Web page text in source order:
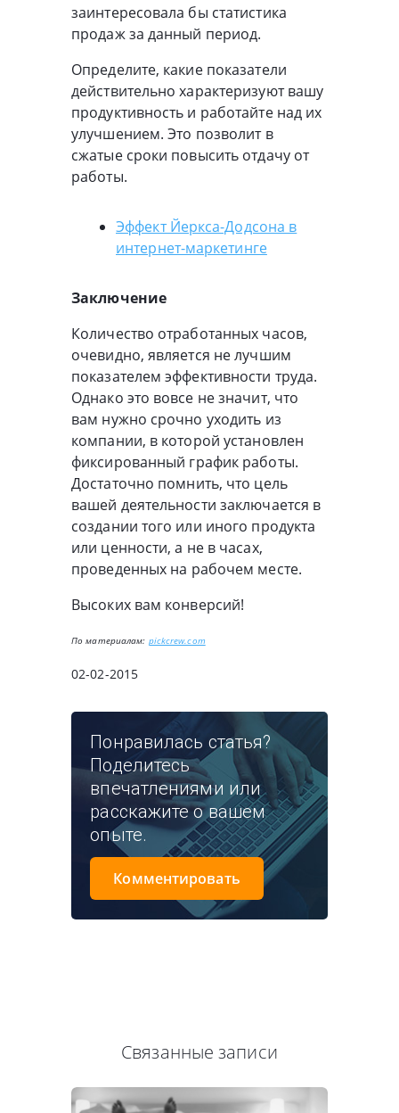
заинтересовала бы статистика
продаж за данный период.
Определите, какие показатели
действительно характеризуют вашу
продуктивность и работайте над их
улучшением. Это позволит в
сжатые сроки повысить отдачу от
работы.
Эффект Йеркса-Додсона в
интернет-маркетинге
Заключение
Количество отработанных часов,
очевидно, является не лучшим
показателем эффективности труда.
Однако это вовсе не значит, что
вам нужно срочно уходить из
компании, в которой установлен
фиксированный график работы.
Достаточно помнить, что цель
вашей деятельности заключается в
создании того или иного продукта
или ценности, а не в часах,
проведенных на рабочем месте.
Высоких вам конверсий!
По материалам: pickcrew.com
02-02-2015
Понравилась статья?
Поделитесь
впечатлениями или
расскажите о вашем
опыте.
Комментировать
Связанные записи